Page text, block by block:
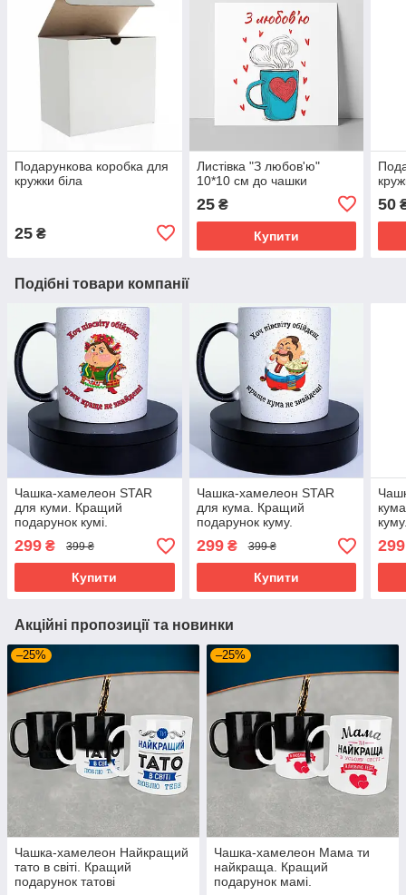
Подарункова коробка для
кружки біла
25 ₴
Листівка "З любов'ю"
10*10 см до чашки
25₴
Купити
50
Подібні товари компанії
Чашка-хамелеон STAR
для куми. Кращий
подарунок кумі.
299 ₴ 399 ₴
Купити
Чашка-хамелеон STAR
для кума. Кращий
подарунок куму.
299₴ 399 ₴
Купити
299
Акційні пропозиції та новинки
–25%
Чашка-хамелеон Найкращий
тато в світі. Кращий
подарунок татові
–25%
Чашка-хамелеон Мама ти
найкраща. Кращий
подарунок мамі.